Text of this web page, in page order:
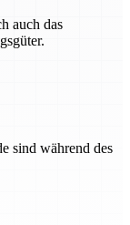
auch das
sind während des